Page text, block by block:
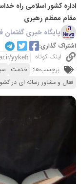
اداره کشور اسلامی راه
مقام معظم رهبری
پایگاه خبری گفتمان
اشتراک گذاری:
لینک کوتاه
برچسب‌ها: خدمت
فعال و مشاور رسانه ای در